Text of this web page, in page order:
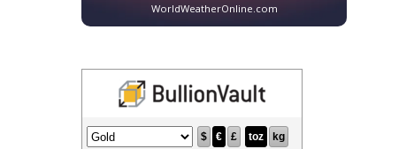
WorldWeatherOnline.com